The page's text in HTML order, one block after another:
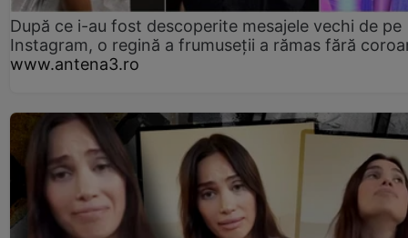
După ce i-au fost descoperite mesajele vechi de pe
Instagram, o regină a frumuseții a rămas fără
www.antena3.ro